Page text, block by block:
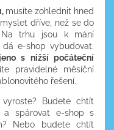
musíte zohlednit hned
dříve, než se do
trhu jsou k mání
e-shop vybudovat.
s nižší počáteční
pravidelné měsíční
řešení.
Budete chtít
a spárovat e-shop s
Nebo budete chtít